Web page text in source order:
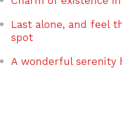
Last alone, and feel
spot
A wonderful serenity